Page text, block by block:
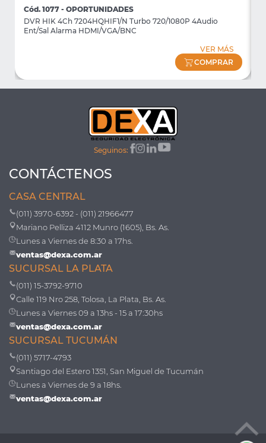
Cód. 1077 - OPORTUNIDADES
DVR HIK 4Ch 7204HQHIF1/N Turbo 720/1080P 4Audio
Ent/Sal Alarma HDMI/VGA/BNC
VER MÁS
COMPRAR
Seguinos:
CONTÁCTENOS
CASA CENTRAL
(011) 3970-6392 - (011) 21966477
Mariano Pelliza 4112 Munro (1605), Bs. As.
Lunes a Viernes de 8:30 a 17hs.
ventas@dexa.com.ar
SUCURSAL LA PLATA
(011) 15-3792-9710
Calle 119 Nro 258, Tolosa, La Plata, Bs. As.
Lunes a Viernes 09 a 13hs - 15 a 17:30hs
ventas@dexa.com.ar
SUCURSAL TUCUMÁN
(011) 5717-4793
Santiago del Estero 1351, San Miguel de Tucumán
Lunes a Viernes de 9 a 18hs.
ventas@dexa.com.ar